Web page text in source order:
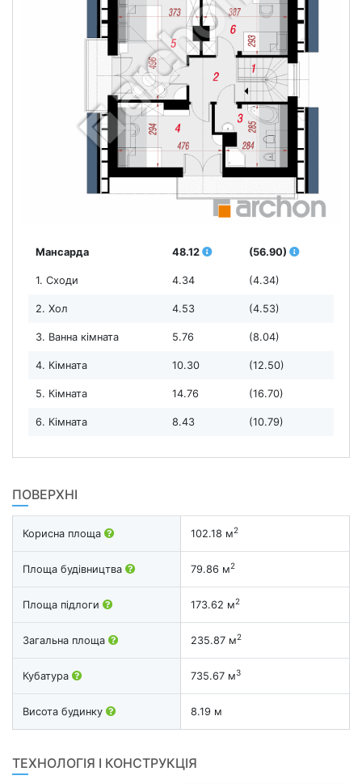
Мансарда 48.12 (56.90)
1. Сходи 4.34 (4.34)
2. Хол 4.53 (4.53)
3. Ванна кімната 5.76 (8.04)
4. Кімната 10.30 (12.50)
5. Кімната 14.76 (16.70)
6. Кімната 8.43 (10.79)
ПОВЕРХНІ
Корисна площа 102.18 м2
Площа будівництва 79.86 м2
Площа підлоги 173.62 м2
Загальна площа 235.87 м2
Кубатура 735.67 м3
Висота будинку 8.19 м
ТЕХНОЛОГІЯ І КОНСТРУКЦІЯ